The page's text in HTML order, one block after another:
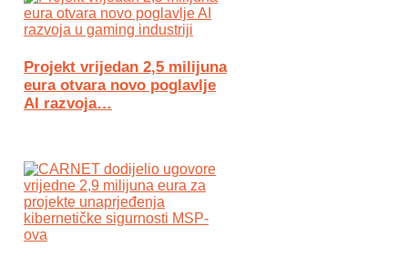
Projekt vrijedan 2,5 milijuna
eura otvara novo poglavlje
AI razvoja…